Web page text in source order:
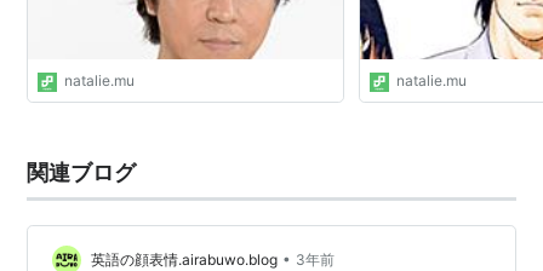
natalie.mu natalie.mu
関連ブログ
英語の顔表情.airabuwo.blog • 3年前